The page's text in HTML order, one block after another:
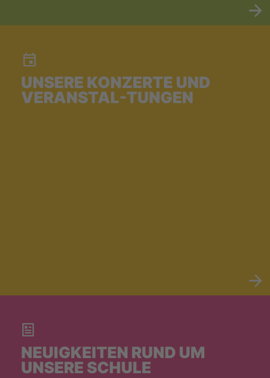
UNSERE KONZERTE UND
VERANSTAL-TUNGEN
NEUIGKEITEN RUND UM
UNSERE SCHULE